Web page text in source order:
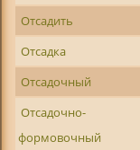
Отсадить
Отсадка
Отсадочный
Отсадочно-
формовочный